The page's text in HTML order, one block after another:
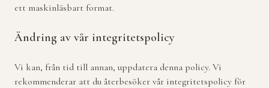
ett maskinläsbart format.
Ändring av vår integritetspolicy
Vi kan, från tid till annan, uppdatera denna policy. Vi
rekommenderar att du återbesöker vår integritetspolicy för